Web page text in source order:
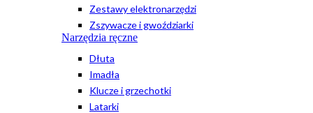
Zestawy elektronarzędzi
Zszywacze i gwoździarki
Narzędzia ręczne
Dłuta
Imadła
Klucze i grzechotki
Latarki